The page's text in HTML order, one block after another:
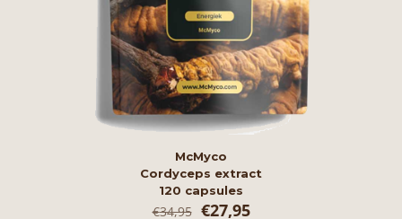
McMyco
Cordyceps extract
120 capsules
€34,95 Oorspronkelijke
€27,95Huidige